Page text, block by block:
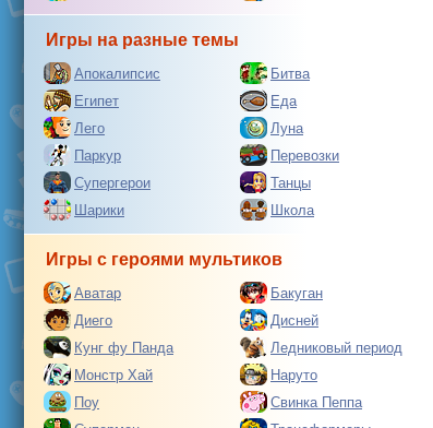
Игры на разные темы
Апокалипсис Битва
Египет
Еда
Лего
Луна
Паркур
Перевозки
Супергерои
Танцы
Шарики
Школа
Игры с героями мультиков
Аватар Бакуган
Диего
Дисней
Кунг фу Панда
Ледниковый период
Монстр Хай
Наруто
Поу
Свинка Пеппа